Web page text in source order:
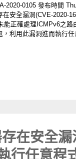
0105 發布時間
安全漏洞(CVE-2020-
正確處理ICMPv6之
利用此漏洞進而執行
在安全
行任意程